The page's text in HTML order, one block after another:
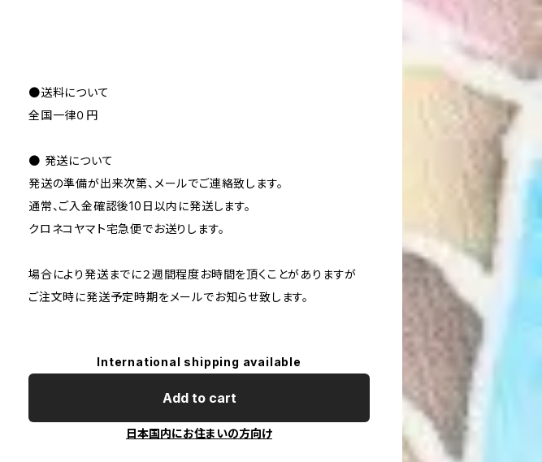
●送料について
全国一律０円
● 発送について
発送の準備が出来次第、メールでご連絡致します。
通常、ご入金確認後10日以内に発送します。
クロネコヤマト宅急便でお送りします。
場合により発送までに２週間程度お時間を頂くことがありますが
ご注文時に発送予定時期をメールでお知らせ致します。
International shipping available
Add to cart
日本国内にお住まいの方向け